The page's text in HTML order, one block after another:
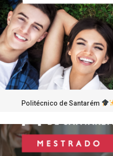
Politécnico de Santarém